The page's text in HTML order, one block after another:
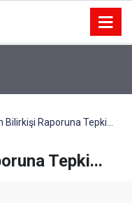
Raporuna Tepki...
Tepki...